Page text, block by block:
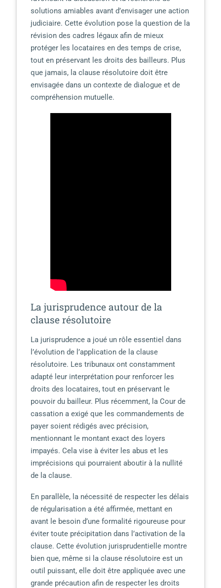
solutions amiables avant d’envisager une action
judiciaire. Cette évolution pose la question de la
révision des cadres légaux afin de mieux
protéger les locataires en des temps de crise,
tout en préservant les droits des bailleurs. Plus
que jamais, la clause résolutoire doit être
envisagée dans un contexte de dialogue et de
compréhension mutuelle.
La jurisprudence autour de la
clause résolutoire
La jurisprudence a joué un rôle essentiel dans
l’évolution de l’application de la clause
résolutoire. Les tribunaux ont constamment
adapté leur interprétation pour renforcer les
droits des locataires, tout en préservant le
pouvoir du bailleur. Plus récemment, la Cour de
cassation a exigé que les commandements de
payer soient rédigés avec précision,
mentionnant le montant exact des loyers
impayés. Cela vise à éviter les abus et les
imprécisions qui pourraient aboutir à la nullité
de la clause.
En parallèle, la nécessité de respecter les délais
de régularisation a été affirmée, mettant en
avant le besoin d’une formalité rigoureuse pour
éviter toute précipitation dans l’activation de la
clause. Cette évolution jurisprudentielle montre
bien que, même si la clause résolutoire est un
outil puissant, elle doit être appliquée avec une
grande précaution afin de respecter les droits